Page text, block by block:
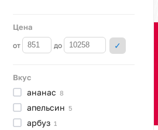
Цена
от до
Вкус
ананас 8
апельсин 5
арбуз 1